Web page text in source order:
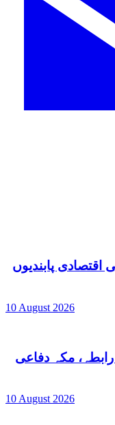
اقتصادی پابندیوں
10 August 2026
مکہ دفاعی
10 August 2026